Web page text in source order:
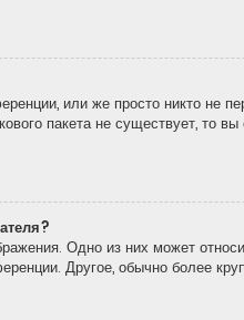
или же просто никто не
пакета не существует,
Одно из них может
Другое, обычно более